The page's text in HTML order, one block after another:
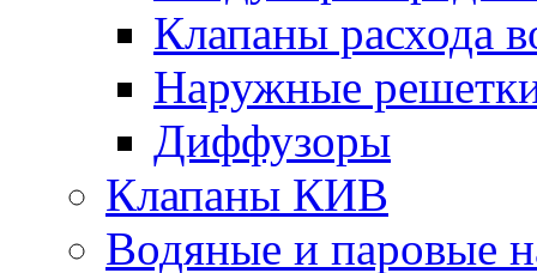
Клапаны расхода
Наружные
Диффузоры
Клапаны КИВ
Водяные и паровые